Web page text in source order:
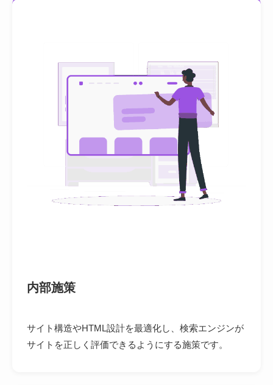
内部施策
サイト構造やHTML設計を最適化し、検索エンジンが
サイトを正しく評価できるようにする施策です。